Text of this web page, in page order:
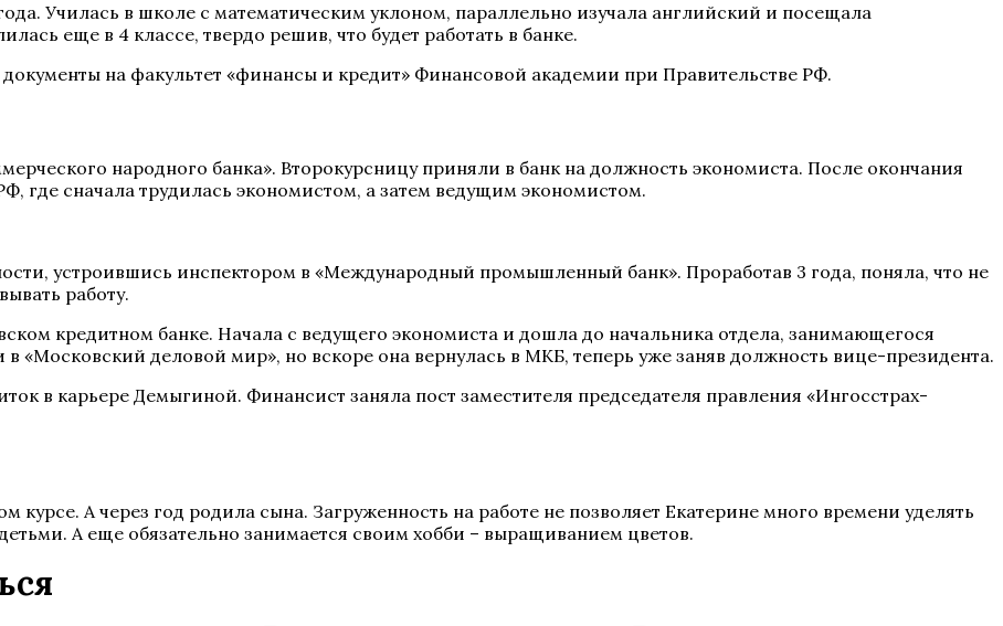
Училась в школе с математическим уклоном, параллельно изучала английский и посещала
еще в 4 классе, твердо решив, что будет работать в банке.
на факультет «финансы и кредит» Финансовой академии при Правительстве РФ.
народного банка». Второкурсницу приняли в банк на должность экономиста. После окончания
где сначала трудилась экономистом, а затем ведущим экономистом.
устроившись инспектором в «Международный промышленный банк». Проработав 3 года, поняла, что не
работу.
кредитном банке. Начала с ведущего экономиста и дошла до начальника отдела, занимающегося
«Московский деловой мир», но вскоре она вернулась в МКБ, теперь уже заняв должность вице-президента.
в карьере Демыгиной. Финансист заняла пост заместителя председателя правления «Ингосстрах-
А через год родила сына. Загруженность на работе не позволяет Екатерине много времени уделять
А еще обязательно занимается своим хобби – выращиванием цветов.